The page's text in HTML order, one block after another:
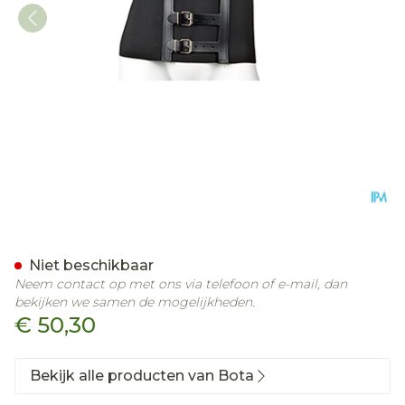
€ 50,30
Niet beschikbaar
Neem contact op met ons via telefoon of e-mail, dan
bekijken we samen de mogelijkheden.
Bekijk alle producten van Bota